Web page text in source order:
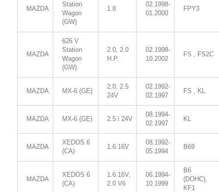
MAZDA
Station
Wagon
(GW)
1.8
02.1998-
01.2000
FPY3
MAZDA
626 V
Station
Wagon
(GW)
2.0, 2.0
H.P.
02.1998-
10.2002
FS , FS2C
MAZDA MX-6 (GE)
2.0, 2.5
24V
02.1992-
02.1997
FS , KL
MAZDA MX-6 (GE) 2.5 i 24V
08.1994-
02.1997
KL
MAZDA
XEDOS 6
(CA)
1.6 16V
08.1992-
05.1994
B69
MAZDA
XEDOS 6
(CA)
1.6 16V,
2.0 V6
06.1994-
10.1999
B6
(DOHC),
KF1